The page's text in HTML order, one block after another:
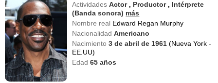
ActividadesActor , Productor , Intérprete
(Banda sonora) más
Nombre real Edward Regan Murphy
NacionalidadAmericano
Nacimiento3 de abril de 1961(Nueva York -
EE.UU)
Edad65 años